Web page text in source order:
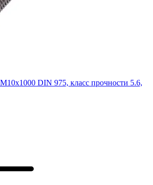
DIN 975, класс прочности 5.6,